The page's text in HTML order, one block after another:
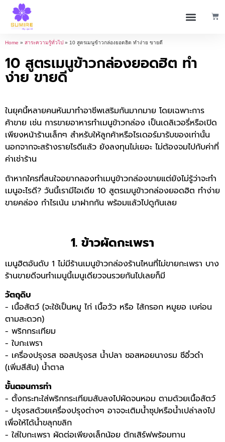
Home » สาระความรู้ทั่วไป » 10 สูตรเมนูข้าวกล่องยอดฮิต ทำง่าย ขายดี
10 สูตรเมนูข้าวกล่องยอดฮิต ทำ
ง่าย ขายดี
ในยุคนี้หลายคนหันมาทำอาชีพเสริมกันมากมาย โดยเฉพาะการ
ค้าขาย เช่น การขายอาหารทำเมนูข้าวกล่อง เป็นเดลิเวอรี่หรือเปิด
เพียงหน้าร้านเล็กๆ สำหรับให้ลูกค้าหรือไรเดอร์มารับของเท่านั้น
นอกจากจะสร้างรายไรดีแล้ว ยังลงทุนไม่เยอะ ไม่ต้องจมไปกับค่าที่
ค่าเช่าร้าน
ถ้าหากใครที่สนใจอยากลองทำเมนูข้าวกล่องขายแต่ยังไม่รู้ว่าจะทำ
เมนูอะไรดี? วันนี้เรามีไอเดีย 10 สูตรเมนูข้าวกล่องยอดฮิต ทำง่าย
ขายคล่อง กำไรเน้น มาฝากกัน พร้อมแล้วไปดูกันเลย
1. ข้าวผัดกะเพรา
เมนูฮิตอันดับ 1 ไม่มีร้านเมนูข้าวกล่องร้านไหนที่ไม่ขายกะเพรา บาง
ร้านขายดีจนทำเมนูนี้เมนูเดียวจนรวยกันไปเลยก็มี
วัตถุดิบ
- เนื้อสัตว์ (จะใช้เป็นหมู ไก่ เนื้อวัว หรือ ไส้กรอก หมูยอ เบค่อน
ตามสะดวก)
- พริกกระเทียม
- ใบกะเพรา
- เครื่องปรุงรส ซอสปรุงรส น้ำปลา ซอสหอยนางรม ซีอิ๋วดำ
(เพิ่มสีสัน) น้ำตาล
ขั้นตอนการทำ
- ตั้งกระทะใส่พริกกระเทียมสับลงไปผัดจนหอม ตามด้วยเนื้อสัตว์
- ปรุงรสด้วยเครื่องปรุงต่างๆ อาจจะเติมน้ำซุปหรือน้ำเปล่าลงไป
เพื่อให้ได้น้ำขลุกขลิก
- ใส่ใบกะเพรา ผัดต่อเพียงเล็กน้อย ตักเสิร์ฟพร้อมทาน